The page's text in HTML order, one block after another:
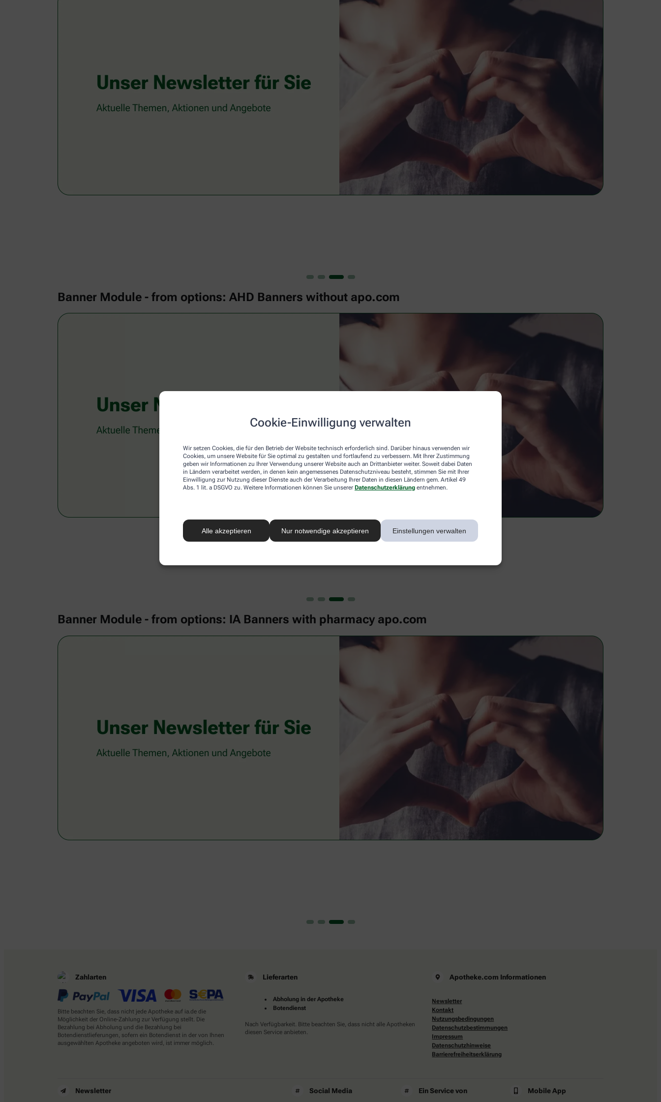
Cookie-Einwilligung verwalten
Wir setzen Cookies, die für den Betrieb der Website technisch erforderlich sind. Darüber hinaus verwenden wir
Cookies, um unsere Website für Sie optimal zu gestalten und fortlaufend zu verbessern. Mit Ihrer Zustimmung
geben wir Informationen zu Ihrer Verwendung unserer Website auch an Drittanbieter weiter. Soweit dabei Daten
in Ländern verarbeitet werden, in denen kein angemessenes Datenschutzniveau besteht, stimmen Sie mit Ihrer
Einwilligung zur Nutzung dieser Dienste auch der Verarbeitung Ihrer Daten in diesen Ländern gem. Artikel 49
Abs. 1 lit. a DSGVO zu. Weitere Informationen können Sie unserer Datenschutzerklärung entnehmen.
Alle akzeptieren Nur notwendige akzeptieren Einstellungen verwalten
Banner Module - from options: AHD Banners without apo.com
Banner Module - from options: IA Banners with pharmacy apo.com
Zahlarten
Bitte beachten Sie, dass nicht jede Apotheke auf ia.de die
Möglichkeit der Online-Zahlung zur Verfügung stellt. Die
Bezahlung bei Abholung und die Bezahlung bei
Botendienstlieferungen, sofern ein Botendienst in der von Ihnen
ausgewählten Apotheke angeboten wird, ist immer möglich.
Lieferarten
Abholung in der Apotheke
Botendienst
Nach Verfügbarkeit. Bitte beachten Sie, dass nicht alle Apotheken
diesen Service anbieten.
Apotheke.com Informationen
Newsletter
Kontakt
Nutzungsbedingungen
Datenschutzbestimmungen
Impressum
Datenschutzhinweise
Barrierefreiheitserklärung
Newsletter Social Media Ein Service von Mobile App